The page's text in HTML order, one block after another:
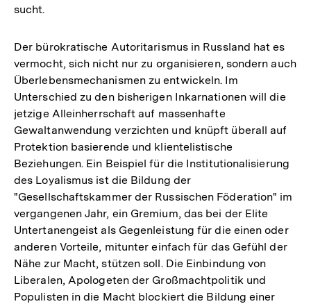
sucht.
Der bürokratische Autoritarismus in Russland hat es
vermocht, sich nicht nur zu organisieren, sondern auch
Überlebensmechanismen zu entwickeln. Im
Unterschied zu den bisherigen Inkarnationen will die
jetzige Alleinherrschaft auf massenhafte
Gewaltanwendung verzichten und knüpft überall auf
Protektion basierende und klientelistische
Beziehungen. Ein Beispiel für die Institutionalisierung
des Loyalismus ist die Bildung der
"Gesellschaftskammer der Russischen Föderation" im
vergangenen Jahr, ein Gremium, das bei der Elite
Untertanengeist als Gegenleistung für die einen oder
anderen Vorteile, mitunter einfach für das Gefühl der
Nähe zur Macht, stützen soll. Die Einbindung von
Liberalen, Apologeten der Großmachtpolitik und
Populisten in die Macht blockiert die Bildung einer